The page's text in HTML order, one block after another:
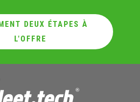
DEUX ÉTAPES À
L'OFFRE